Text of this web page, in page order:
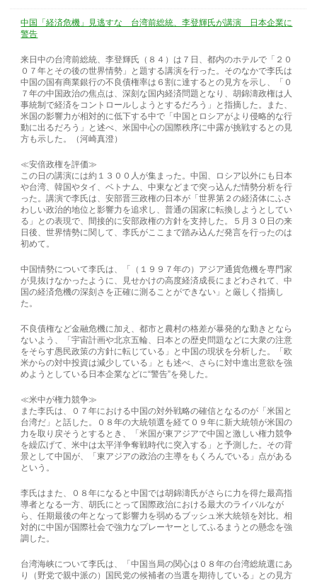
中国「経済危機」見逃すな 台湾前総統、李登輝氏が講演 日本企業に
警告
来日中の台湾前総統、李登輝氏（８４）は７日、都内のホテルで「２０
０７年とその後の世界情勢」と題する講演を行った。そのなかで李氏は
中国の国有商業銀行の不良債権率は６割に達するとの見方を示し、「０
７年の中国政治の焦点は、深刻な国内経済問題となり、胡錦濤政権は人
事統制で経済をコントロールしようとするだろう」と指摘した。また、
米国の影響力が相対的に低下する中で「中国とロシアがより侵略的な行
動に出るだろう」と述べ、米国中心の国際秩序に中露が挑戦するとの見
方も示した。（河崎真澄）
≪安倍政権を評価≫
この日の講演には約１３００人が集まった。中国、ロシア以外にも日本
や台湾、韓国やタイ、ベトナム、中東などまで突っ込んだ情勢分析を行
った。講演で李氏は、安部晋三政権の日本が「世界第２の経済体にふさ
わしい政治的地位と影響力を追求し、普通の国家に転換しようとしてい
る」との表現で、間接的に安部政権の方針を支持した。５月３０日の来
日後、世界情勢に関して、李氏がここまで踏み込んだ発言を行ったのは
初めて。
中国情勢について李氏は、「（１９９７年の）アジア通貨危機を専門家
が見抜けなかったように、見せかけの高度経済成長にまどわされて、中
国の経済危機の深刻さを正確に測ることができない」と厳しく指摘し
た。
不良債権など金融危機に加え、都市と農村の格差が暴発的な動きとなら
ないよう、「宇宙計画や北京五輪、日本との歴史問題などに大衆の注意
をそらす愚民政策の方針に転じている」と中国の現状を分析した。「欧
米からの対中投資は減少している」とも述べ、さらに対中進出意欲を強
めようとしている日本企業などに“警告”を発した。
≪米中が権力競争≫
また李氏は、０７年における中国の対外戦略の確信となるのが「米国と
台湾だ」と話した。０８年の大統領選を経て０９年に新大統領が米国の
力を取り戻そうとするとき、「米国が東アジアで中国と激しい権力競争
を繰広げて、米中は太平洋争奪戦時代に突入する」と予測した。その背
景として中国が、「東アジアの政治の主導をもくろんでいる」点がある
という。
李氏はまた、０８年になると中国では胡錦濤氏がさらに力を得た最高指
導者となる一方、胡氏にとって国際政治における最大のライバルなが
ら、任期最後の年となって影響力を弱めるブッシュ米大統領を対比。相
対的に中国が国際社会で強力なプレーヤーとしてふるまうとの懸念を強
調した。
台湾海峡について李氏は、「中国当局の関心は０８年の台湾総統選にあ
り（野党で親中派の）国民党の候補者の当選を期待している」との見方